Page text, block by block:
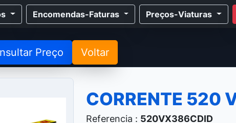
Encomendas-Faturas Preços-Viaturas
Preço Voltar
CORRENTE 520
Referencia : 520VX386CDID